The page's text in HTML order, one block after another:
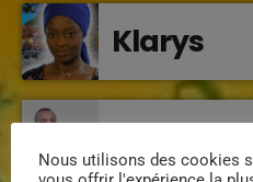
Klarys
Nous utilisons des cookies